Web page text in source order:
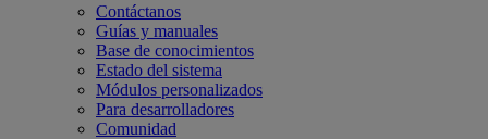
Contáctanos
Guías y manuales
Base de conocimientos
Estado del sistema
Módulos personalizados
Para desarrolladores
Comunidad